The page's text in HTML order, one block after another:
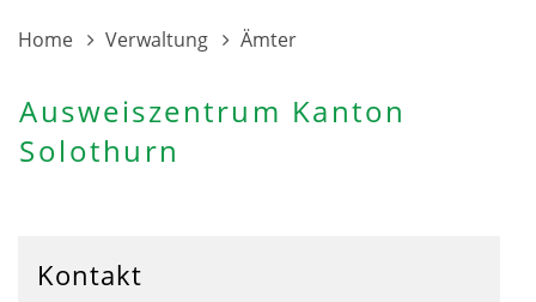
Home Verwaltung Ämter
Ausweiszentrum Kanton
Solothurn
Kontakt